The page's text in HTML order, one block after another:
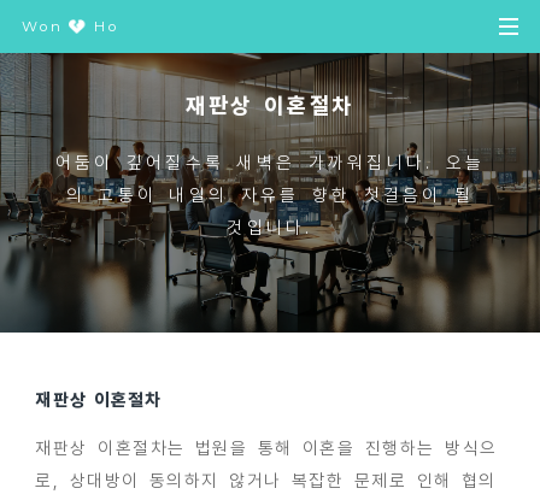
Won Ho
재판상 이혼절차
어둠이 깊어질수록 새벽은 가까워집니다. 오늘
의 고통이 내일의 자유를 향한 첫걸음이 될
것입니다.
재판상 이혼절차
재판상 이혼절차는 법원을 통해 이혼을 진행하는 방식으
로, 상대방이 동의하지 않거나 복잡한 문제로 인해 협의